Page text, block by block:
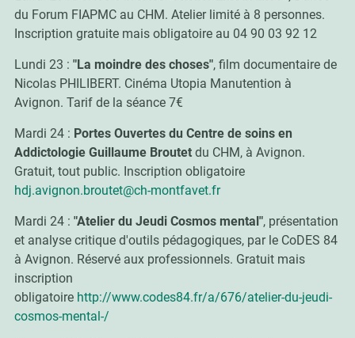
du Forum FIAPMC au CHM. Atelier limité à 8 personnes.
Inscription gratuite mais obligatoire au 04 90 03 92 12
Lundi 23 : "La moindre des choses", film documentaire de
Nicolas PHILIBERT. Cinéma Utopia Manutention à
Avignon. Tarif de la séance 7€
Mardi 24 : Portes Ouvertes du Centre de soins en
Addictologie Guillaume Broutetdu CHM, à Avignon.
Gratuit, tout public. Inscription obligatoire
hdj.avignon.broutet@ch-montfavet.fr
Mardi 24 : "Atelier du Jeudi Cosmos mental", présentation
et analyse critique d'outils pédagogiques, par le CoDES 84
à Avignon. Réservé aux professionnels. Gratuit mais
inscription
obligatoire http://www.codes84.fr/a/676/atelier-du-jeudi-
cosmos-mental-/